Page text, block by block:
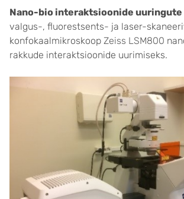
Nano-bio interaktsioonide uuringute
valgus-, fluorestsents- ja laser-
konfokaalmikroskoop Zeiss LSM800
rakkude interaktsioonide uurimiseks.